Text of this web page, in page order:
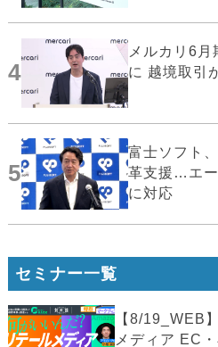
4
メルカリ6
に 越境取引
5
富士ソフト
革支援…エー
に対応
セミナー一覧
【8/19_WEB
メディア EC